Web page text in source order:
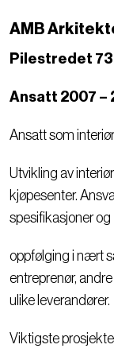
AMB
Pilestredet
Ansatt 2007 –
Ansatt som
Utvikling av
kjøpesenter.
spesifikasjoner og
oppfølging i nært
entreprenør, andre
ulike leverandører.
Viktigste